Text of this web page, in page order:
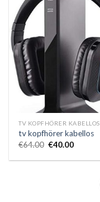
TV KOPFHÖRER KABELLOS
tv kopfhörer kabellos
€64.00 €40.00